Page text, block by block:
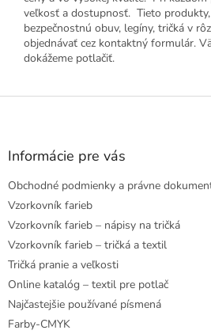
veľkosť a dostupnosť. Tieto
bezpečnostnú obuv, legíny, tričká v
objednávať cez kontaktný formulár.
dokážeme potlačiť.
Z
Informácie pre vás
Obchodné podmienky a právne
Vzorkovník farieb
Vzorkovník farieb – nápisy na tričká
Vzorkovník farieb – tričká a textil
Tričká pranie a veľkosti
Online katalóg – textil pre potlač
Najčastejšie používané písmená
Farby-CMYK